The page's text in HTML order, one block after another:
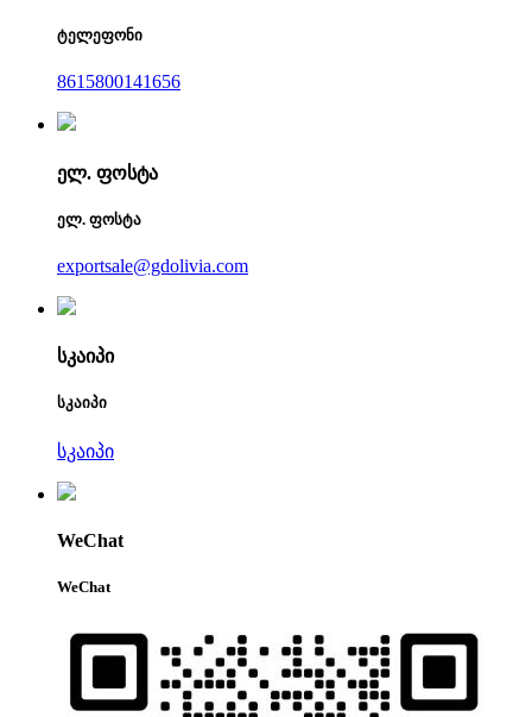
ტელეფონი
8615800141656
ელ. ფოსტა
ელ. ფოსტა
exportsale@gdolivia.com
სკაიპი
სკაიპი
სკაიპი
WeChat
WeChat